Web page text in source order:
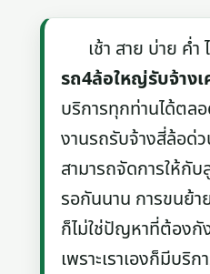
เช้า สาย บ่าย ค่ำ
รถ4ล้อใหญ่รับจ้างเ
บริการทุกท่านได้ตล
งานรถรับจ้างสี่ล้อด่
สามารถจัดการให้กั
รอกันนาน การขนย้
ก็ไม่ใช่ปัญหาที่ต้องกั
เพราะเราเองก็มีบริ